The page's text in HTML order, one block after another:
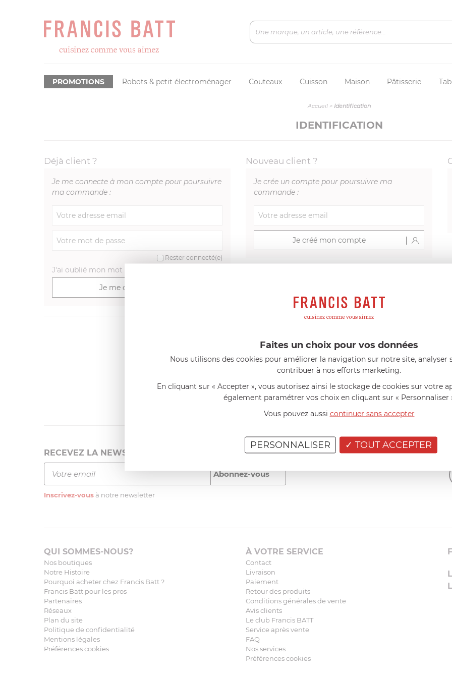
Robots & petit électroménager Couteaux Cuisson Maison Pâtisserie
PROMOTIONS
Accueil> Identification
IDENTIFICATION
Déjà client ?
Je me connecte à mon compte pour poursuivre
ma commande :
Rester connecté(e)
J'ai oublié mon mot de passe
Je me connecte
Nouveau client ?
Je crée un compte pour poursuivre ma
commande :
Je créé mon compte
Derniers avis produits
Emmanuel 56 ans le 23/06/2026 à 12:04
Casserole mini 9 cm Castelpro 5 ply poignée
«Nous sommes dans un produit de haute
qualité. Cette casserole est parfaite pour
l'élaboration des sauces et vient complé...»
Florence 63 ans le 23/06/2026 à
Couteau complet avec lame, joint
pour le robot cuiseur Cook Expert
«Je suis satisfaite du couteau
L'écrou est un peu dur au début
fait. La livraison a été très rapide.
RECEVEZ LA NEWSLETTER
Inscrivez-vous à notre newsletter
QUI SOMMES-NOUS?
Nos boutiques
Notre Histoire
Pourquoi acheter chez Francis Batt ?
Francis Batt pour les pros
Partenaires
Réseaux
Plan du site
Politique de confidentialité
Mentions légales
Préférences cookies
À VOTRE SERVICE
Contact
Livraison
Paiement
Retour des produits
Conditions générales de vente
Avis clients
Le club Francis BATT
Service après vente
FAQ
Nos services
Préférences cookies
Faites un choix pour vos données
Nous utilisons des cookies pour améliorer la navigation sur notre site, analyser
contribuer à nos efforts marketing.
En cliquant sur « Accepter », vous autorisez ainsi le stockage de cookies sur votre
également paramétrer vos choix en cliquant sur « Personnaliser
Vous pouvez aussi continuer sans accepter
TOUT ACCEPTER
PERSONNALISER